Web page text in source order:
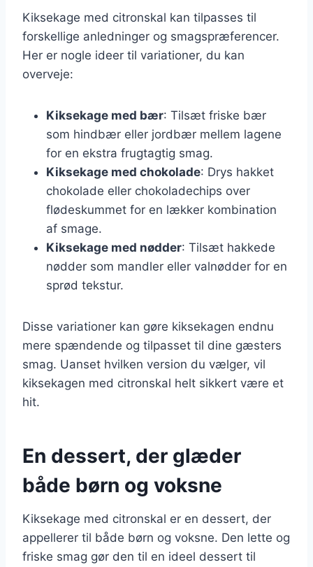
Kiksekage med citronskal kan tilpasses til
forskellige anledninger og smagspræferencer.
Her er nogle ideer til variationer, du kan
overveje:
Kiksekage med bær: Tilsæt friske bær
som hindbær eller jordbær mellem lagene
for en ekstra frugtagtig smag.
Kiksekage med chokolade: Drys hakket
chokolade eller chokoladechips over
flødeskummet for en lækker kombination
af smage.
Kiksekage med nødder: Tilsæt hakkede
nødder som mandler eller valnødder for en
sprød tekstur.
Disse variationer kan gøre kiksekagen endnu
mere spændende og tilpasset til dine gæsters
smag. Uanset hvilken version du vælger, vil
kiksekagen med citronskal helt sikkert være et
hit.
En dessert, der glæder
både børn og voksne
Kiksekage med citronskal er en dessert, der
appellerer til både børn og voksne. Den lette og
friske smag gør den til en ideel dessert til